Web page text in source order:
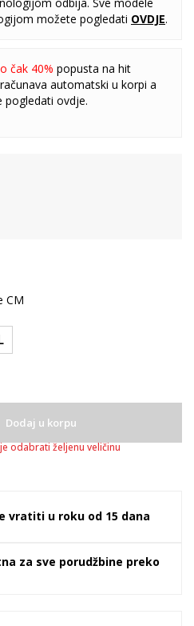
možete pogledati OVDJE.
čak 40% popusta na hit
automatski u korpi a
pogledati ovdje.
CM
Dodaj u korpu
odabrati željenu veličinu
vratiti u roku od 15 dana
za sve porudžbine preko